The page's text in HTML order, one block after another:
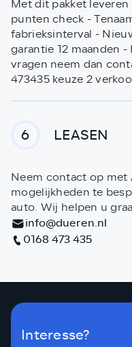
Met dit pakket
punten check -
fabrieksinterval -
garantie 12 maanden
vragen neem dan
473435 keuze 2
6 LEASEN
Neem contact op met
mogelijkheden te
auto. Wij helpen u
info@dueren.nl
0168 473 435
Interesse?